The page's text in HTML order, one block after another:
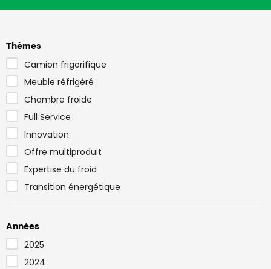
Thèmes
Camion frigorifique
Meuble réfrigéré
Chambre froide
Full Service
Innovation
Offre multiproduit
Expertise du froid
Transition énergétique
Années
2025
2024